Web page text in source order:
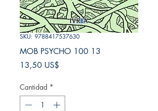
SKU: 9788417537630
MOB PSYCHO 100 13
13,50 US$
Cantidad *